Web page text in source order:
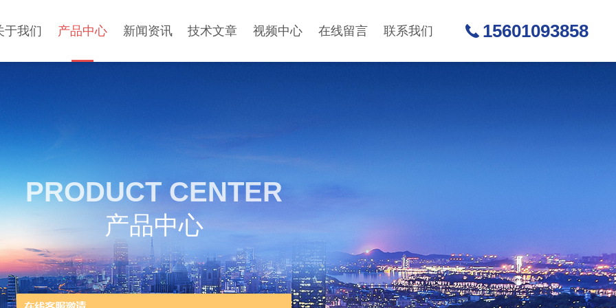
于我们 产品中心 新闻资讯 技术文章 视频中心 在线留言 联系我们 15601093858
PRODUCT CENTER
产品中心